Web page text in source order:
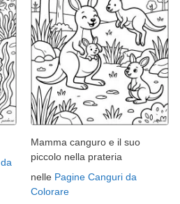
Mamma canguro e il suo
piccolo nella prateria
nelle Pagine Canguri da
Colorare